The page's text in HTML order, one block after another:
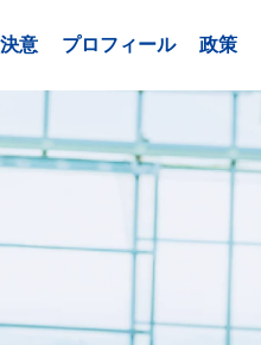
決意 プロフィール 政策